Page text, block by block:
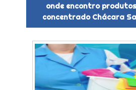
onde encontro
concentrado Chácara